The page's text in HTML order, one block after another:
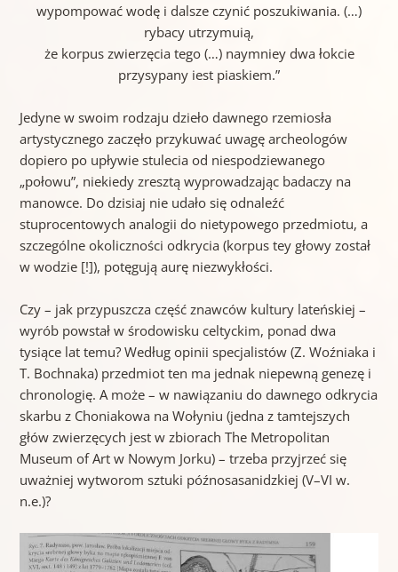
wypompować wodę i dalsze czynić poszukiwania. (…)
rybacy utrzymuią,
że korpus zwierzęcia tego (…) naymniey dwa łokcie
przysypany iest piaskiem.”
Jedyne w swoim rodzaju dzieło dawnego rzemiosła
artystycznego zaczęło przykuwać uwagę archeologów
dopiero po upływie stulecia od niespodziewanego
„połowu”, niekiedy zresztą wyprowadzając badaczy na
manowce. Do dzisiaj nie udało się odnaleźć
stuprocentowych analogii do nietypowego przedmiotu, a
szczególne okoliczności odkrycia (korpus tey głowy został
w wodzie [!]), potęgują aurę niezwykłości.
Czy – jak przypuszcza część znawców kultury lateńskiej –
wyrób powstał w środowisku celtyckim, ponad dwa
tysiące lat temu? Według opinii specjalistów (Z. Woźniaka i
T. Bochnaka) przedmiot ten ma jednak niepewną genezę i
chronologię. A może – w nawiązaniu do dawnego odkrycia
skarbu z Choniakowa na Wołyniu (jedna z tamtejszych
głów zwierzęcych jest w zbiorach The Metropolitan
Museum of Art w Nowym Jorku) – trzeba przyjrzeć się
uważniej wytworom sztuki późnosasanidzkiej (V–VI w.
n.e.)?